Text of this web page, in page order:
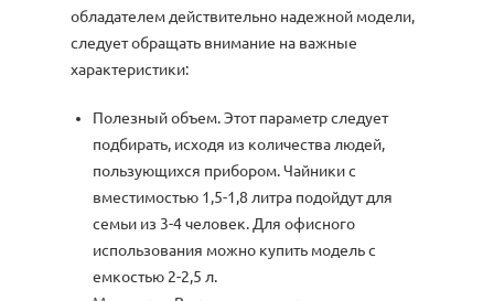
обладателем действительно надежной модели,
следует обращать внимание на важные
характеристики:
Полезный объем. Этот параметр следует
подбирать, исходя из количества людей,
пользующихся прибором. Чайники с
вместимостью 1,5-1,8 литра подойдут для
семьи из 3-4 человек. Для офисного
использования можно купить модель с
емкостью 2-2,5 л.